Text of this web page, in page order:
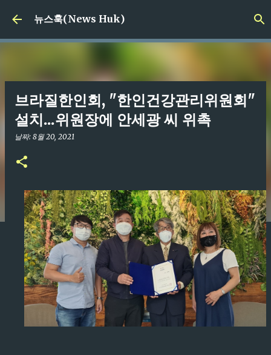
기본 콘텐츠로 건너뛰기
뉴스훅(News Huk)
브라질한인회, "한인건강관리위원회"
설치...위원장에 안세광 씨 위촉
날짜: 8월 20, 2021